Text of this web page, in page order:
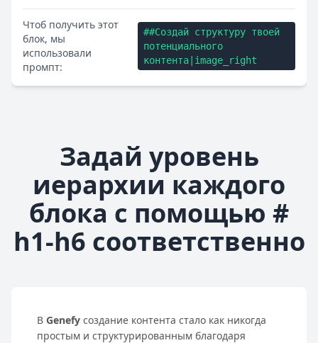
Чтоб получить этот
блок, мы
использовали
промпт:
##Создай структуру твоей
потенциального
контента|image_right
Задай уровень
иерархии каждого
блока с помощью #
h1-h6 соответственно
В Genefy создание контента стало как никогда
простым и структурированным благодаря